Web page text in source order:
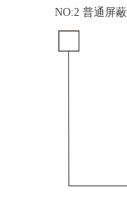
NO:2 普通屏蔽